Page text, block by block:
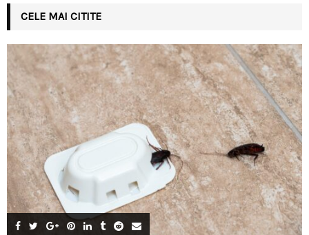
CELE MAI CITITE